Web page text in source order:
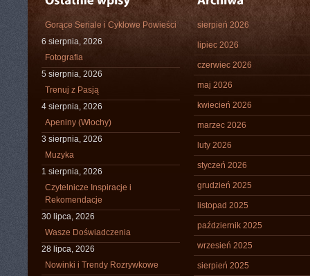
Gorące Seriale i Cyklowe Powieści
6 sierpnia, 2026
Fotografia
5 sierpnia, 2026
Trenuj z Pasją
4 sierpnia, 2026
Apeniny (Włochy)
3 sierpnia, 2026
Muzyka
1 sierpnia, 2026
Czytelnicze Inspiracje i
Rekomendacje
30 lipca, 2026
Wasze Doświadczenia
28 lipca, 2026
Nowinki i Trendy Rozrywkowe
sierpień 2026
lipiec 2026
czerwiec 2026
maj 2026
kwiecień 2026
marzec 2026
luty 2026
styczeń 2026
grudzień 2025
listopad 2025
październik 2025
wrzesień 2025
sierpień 2025